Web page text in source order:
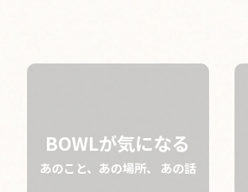
BOWLが気になる
あのこと、あの場所、 あの話